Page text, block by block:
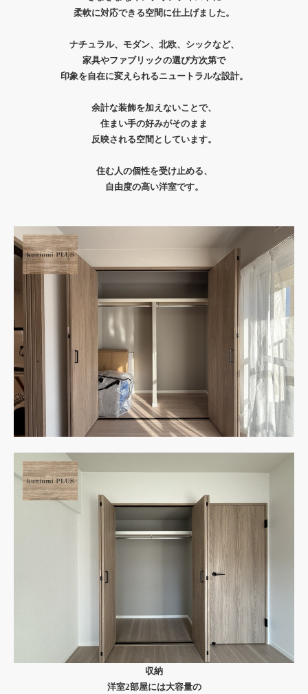
柔軟に対応できる空間に仕上げました。
ナチュラル、モダン、北欧、シックなど、
家具やファブリックの選び方次第で
印象を自在に変えられるニュートラルな設計。
余計な装飾を加えないことで、
住まい手の好みがそのまま
反映される空間としています。
住む人の個性を受け止める、
自由度の高い洋室です。
収納
洋室2部屋には大容量の